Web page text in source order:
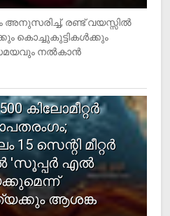
രണ്ട് വയസ്സില്‍
കൊച്ചുകുട്ടികള്‍ക്കും
നല്‍കാന്‍
കിലോമീറ്റര്‍
സെന്റി മീറ്റര്‍
ല്‍ 'സൂപ്പര്‍ എല്‍
ആശങ്ക